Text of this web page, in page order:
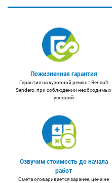
Пожизненная гарантия
Гарантия на кузовной ремонт Renault
Sandero, при соблюдении необходимых
условий
Озвучим стоимость до начала
работ
Смета оговаривается заранее, цена не